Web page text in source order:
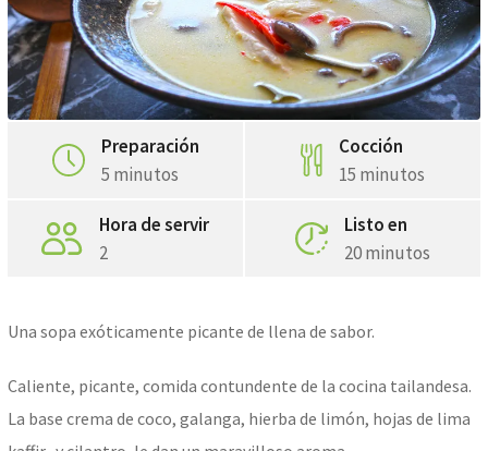
Preparación
5 minutos
Cocción
15 minutos
Hora de servir
2
Listo en
20 minutos
Una sopa exóticamente picante de llena de sabor.
Caliente, picante, comida contundente de la cocina tailandesa.
La base crema de coco, galanga, hierba de limón, hojas de lima